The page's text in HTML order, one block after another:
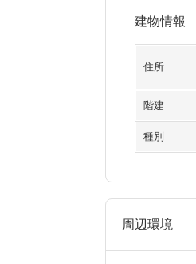
建物情報
住所
階建
種別
周辺環境